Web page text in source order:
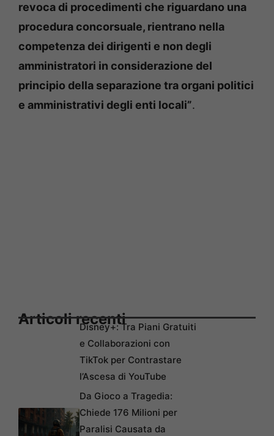
revoca di procedimenti che riguardano una
procedura concorsuale, rientrano nella
competenza dei dirigenti e non degli
amministratori in considerazione del
principio della separazione tra organi politici
e amministrativi degli enti locali”.
Articoli recentiDisney+: Tra Piani Gratuiti
e Collaborazioni con
TikTok per Contrastare
l’Ascesa di YouTube
Da Gioco a Tragedia:
Chiede 176 Milioni per
Paralisi Causata da